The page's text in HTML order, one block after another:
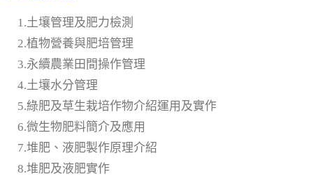
1.土壤管理及肥力檢測
2.植物營養與肥培管理
3.永續農業田間操作管理
4.土壤水分管理
5.綠肥及草生栽培作物介紹運用及實作
6.微生物肥料簡介及應用
7.堆肥、液肥製作原理介紹
8.堆肥及液肥實作